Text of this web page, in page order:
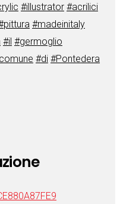
#illustrator #acrilici
#madeinitaly
#il #germoglio
#di #Pontedera